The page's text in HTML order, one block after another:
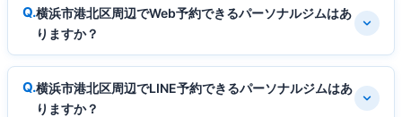
横浜市港北区周辺でWeb予約できるパーソナルジムはあ
りますか？
横浜市港北区周辺でLINE予約できるパーソナルジムはあ
りますか？